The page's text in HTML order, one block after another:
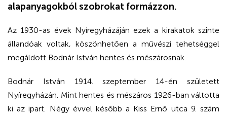
alapanyagokból szobrokat formázzon.
Az 1930-as évek Nyír­egyházáján ezek a kirakatok szinte
állandóak voltak, köszönhetően a művészi tehetséggel
megáldott Bodnár István hentes és mészárosnak.
Bodnár István 1914. szeptember 14-én született
Nyíregyházán. Mint hentes és mészáros 1926-ban váltotta
ki az ipart. Négy évvel később a Kiss Ernő utca 9. szám